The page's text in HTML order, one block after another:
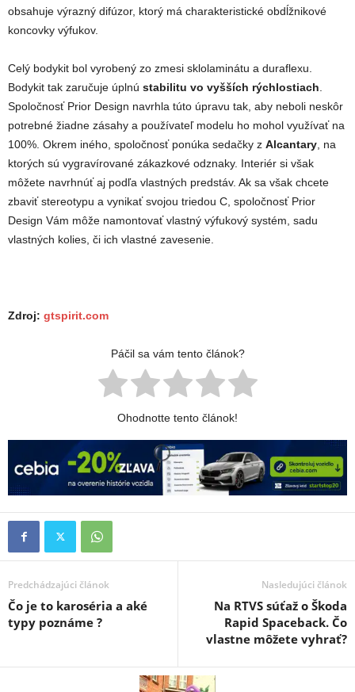
obsahuje výrazný difúzor, ktorý má charakteristické obdĺžnikové
koncovky výfukov.
Celý bodykit bol vyrobený zo zmesi sklolaminátu a duraflexu.
Bodykit tak zaručuje úplnú stabilitu vo vyšších rýchlostiach.
Spoločnosť Prior Design navrhla túto úpravu tak, aby neboli neskôr
potrebné žiadne zásahy a používateľ modelu ho mohol využívať na
100%. Okrem iného, spoločnosť ponúka sedačky z Alcantary, na
ktorých sú vygravírované zákazkové odznaky. Interiér si však
môžete navrhnúť aj podľa vlastných predstáv. Ak sa však chcete
zbaviť stereotypu a vynikať svojou triedou C, spoločnosť Prior
Design Vám môže namontovať vlastný výfukový systém, sadu
vlastných kolies, či ich vlastné zavesenie.
Zdroj: gtspirit.com
Páčil sa vám tento článok?
Ohodnotte tento článok!
Predchádzajúci článok
Čo je to karoséria a aké
typy poznáme ?
Nasledujúci článok
Na RTVS súťaž o Škoda
Rapid Spaceback. Čo
vlastne môžete vyhrať?